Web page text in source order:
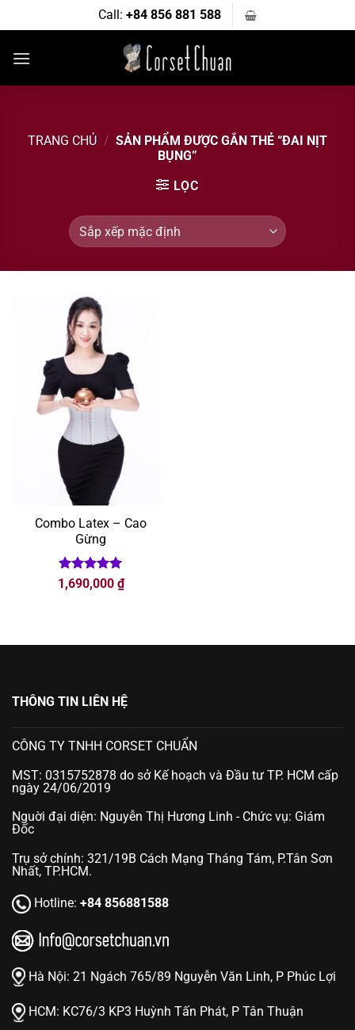
qua
dung
Call: +84 856 881 588
TRANG CHỦ / SẢN PHẨM ĐƯỢC GẮN THẺ “ĐAI NỊT
BỤNG”
LỌC
Combo Latex – Cao
Gừng
Được xếp
hạng5
1,690,000 ₫
THÔNG TIN LIÊN HỆ
CÔNG TY TNHH CORSET CHUẨN
MST: 0315752878 do sở Kế hoạch và Đầu tư TP. HCM cấp
ngày 24/06/2019
Nguời đại diện: Nguyễn Thị Hương Linh - Chức vụ: Giám
Đốc
Trụ sở chính: 321/19B Cách Mạng Tháng Tám, P.Tân Sơn
Nhất, TP.HCM.
Hotline: +84 856881588
Hà Nội: 21 Ngách 765/89 Nguyễn Văn Linh, P Phúc Lợi
HCM: KC76/3 KP3 Huỳnh Tấn Phát, P Tân Thuận